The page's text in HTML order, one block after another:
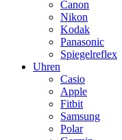
Canon
Nikon
Kodak
Panasonic
Spiegelreflex
Uhren
Casio
Apple
Fitbit
Samsung
Polar